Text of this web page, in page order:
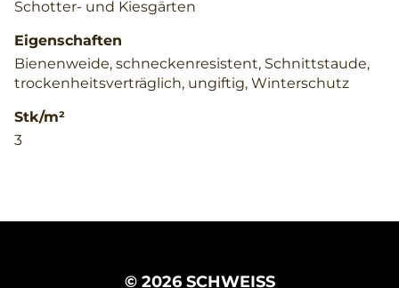
Schotter- und Kiesgärten
Eigenschaften
Bienenweide, schneckenresistent, Schnittstaude,
trockenheitsverträglich, ungiftig, Winterschutz
Stk/m²
3
© 2026 SCHWEISS